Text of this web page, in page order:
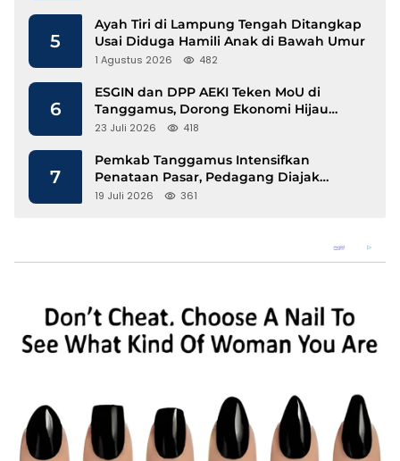
5
Ayah Tiri di Lampung Tengah Ditangkap
Usai Diduga Hamili Anak di Bawah Umur
1 Agustus 2026 482
6
ESGIN dan DPP AEKI Teken MoU di
Tanggamus, Dorong Ekonomi Hijau
Berbasis Kopi dan Perdagangan Karbon
23 Juli 2026 418
7
Pemkab Tanggamus Intensifkan
Penataan Pasar, Pedagang Diajak
Tempati Pasar Modern Talang Padang
19 Juli 2026 361